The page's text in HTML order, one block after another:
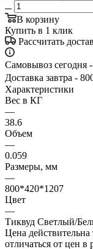
В корзину
Купить в 1 клик
Рассчитать
Самовывоз сегодня
Доставка завтра -
Характеристики
Вес в КГ
—
38.6
Объем
—
0.059
Размеры, мм
—
800*420*1207
Цвет
—
Тиквуд Светлый/
Цена
отличаться от цен